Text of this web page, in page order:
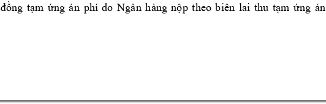
đồng tạm ứng án phí do Ngân hàng nộp theo biên lai thu tạm ứng án